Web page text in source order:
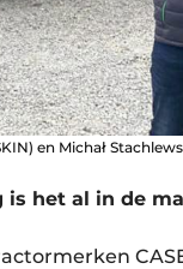
en Michał
is het al in de